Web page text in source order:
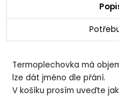
Termoplechovka má
lze dát jméno dle přání.
V košíku prosím uveďte